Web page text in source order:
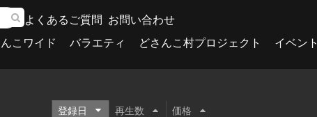
よくあるご質問 お問い合わせ
こワイド バラエティ どさんこ村プロジェクト イベント
登録日 再生数 価格